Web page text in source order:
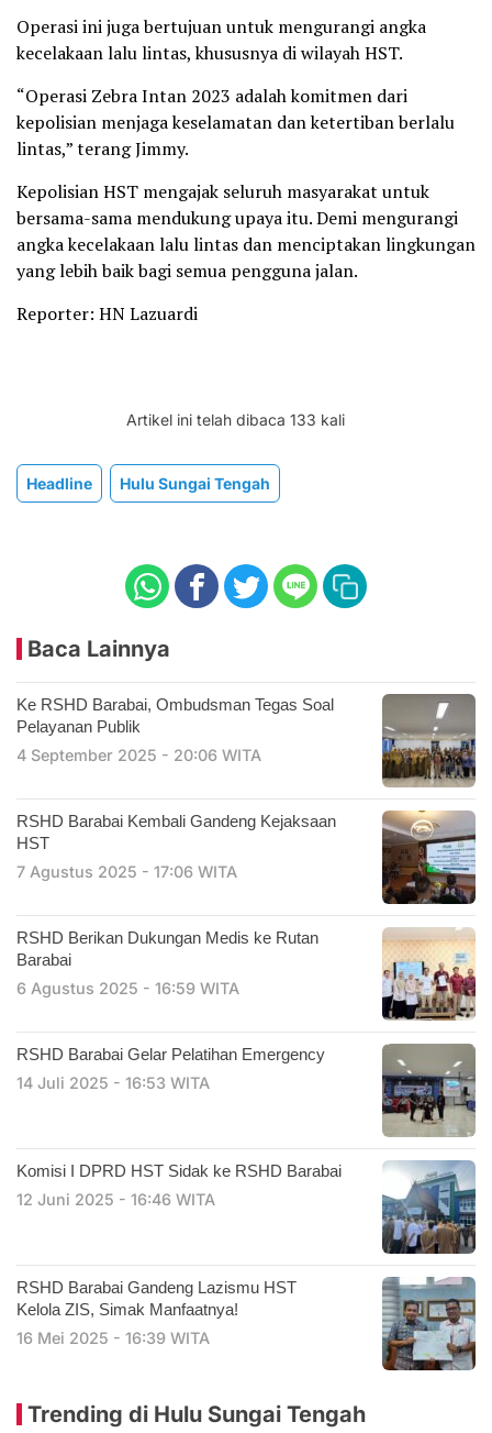
Operasi ini juga bertujuan untuk mengurangi angka
kecelakaan lalu lintas, khususnya di wilayah HST.
“Operasi Zebra Intan 2023 adalah komitmen dari
kepolisian menjaga keselamatan dan ketertiban berlalu
lintas,” terang Jimmy.
Kepolisian HST mengajak seluruh masyarakat untuk
bersama-sama mendukung upaya itu. Demi mengurangi
angka kecelakaan lalu lintas dan menciptakan lingkungan
yang lebih baik bagi semua pengguna jalan.
Reporter: HN Lazuardi
Artikel ini telah dibaca 133 kali
Headline Hulu Sungai Tengah
Baca Lainnya
Ke RSHD Barabai, Ombudsman Tegas Soal
Pelayanan Publik
4 September 2025 - 20:06 WITA
RSHD Barabai Kembali Gandeng Kejaksaan
HST
7 Agustus 2025 - 17:06 WITA
RSHD Berikan Dukungan Medis ke Rutan
Barabai
6 Agustus 2025 - 16:59 WITA
RSHD Barabai Gelar Pelatihan Emergency
14 Juli 2025 - 16:53 WITA
Komisi I DPRD HST Sidak ke RSHD Barabai
12 Juni 2025 - 16:46 WITA
RSHD Barabai Gandeng Lazismu HST
Kelola ZIS, Simak Manfaatnya!
16 Mei 2025 - 16:39 WITA
Trending di Hulu Sungai Tengah